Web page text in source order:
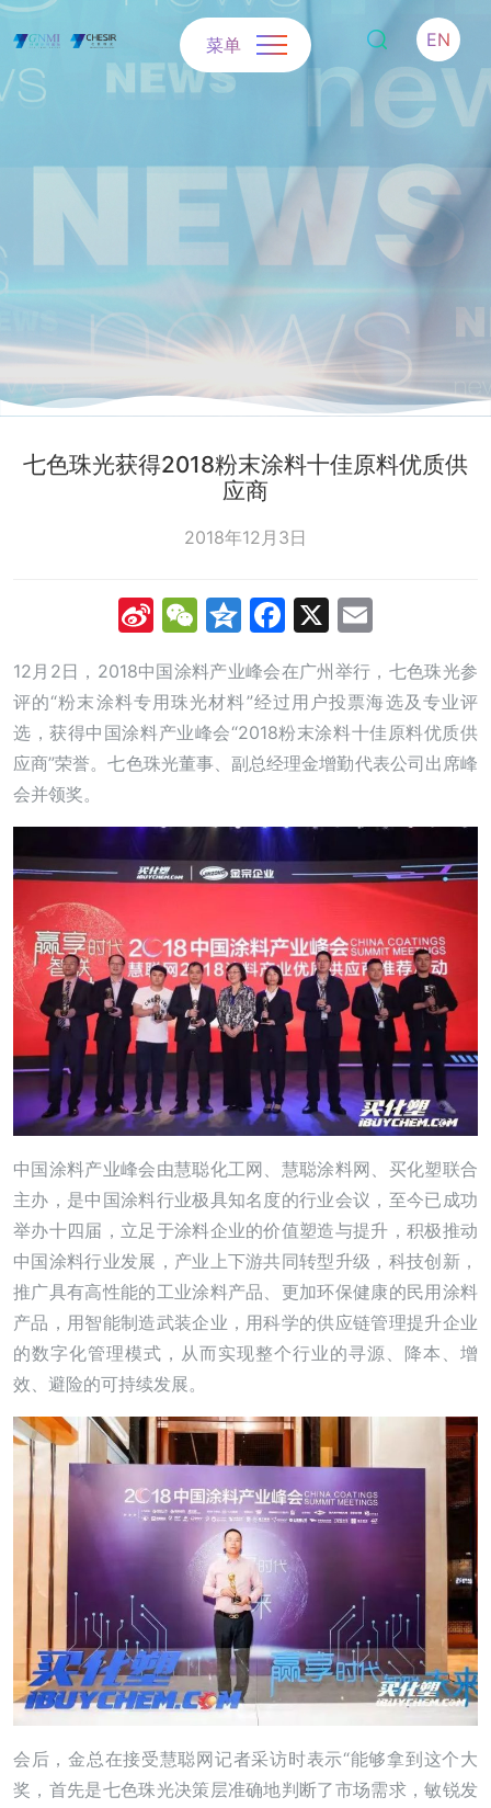
EN
菜单
七色珠光获得2018粉末涂料十佳原料优质供
应商
2018年12月3日
SinaWeChat
Qzone
Facebook
X
12月2日，2018中国涂料产业峰会在广州举行，七色珠光参
评的“粉末涂料专用珠光材料”经过用户投票海选及专业评
选，获得中国涂料产业峰会“2018粉末涂料十佳原料优质供
应商”荣誉。七色珠光董事、副总经理金增勤代表公司出席峰
会并领奖。
中国涂料产业峰会由慧聪化工网、慧聪涂料网、买化塑联合
主办，是中国涂料行业极具知名度的行业会议，至今已成功
举办十四届，立足于涂料企业的价值塑造与提升，积极推动
中国涂料行业发展，产业上下游共同转型升级，科技创新，
推广具有高性能的工业涂料产品、更加环保健康的民用涂料
产品，用智能制造武装企业，用科学的供应链管理提升企业
的数字化管理模式，从而实现整个行业的寻源、降本、增
效、避险的可持续发展。
会后，金总在接受慧聪网记者采访时表示“能够拿到这个大
奖，首先是七色珠光决策层准确地判断了市场需求，敏锐发